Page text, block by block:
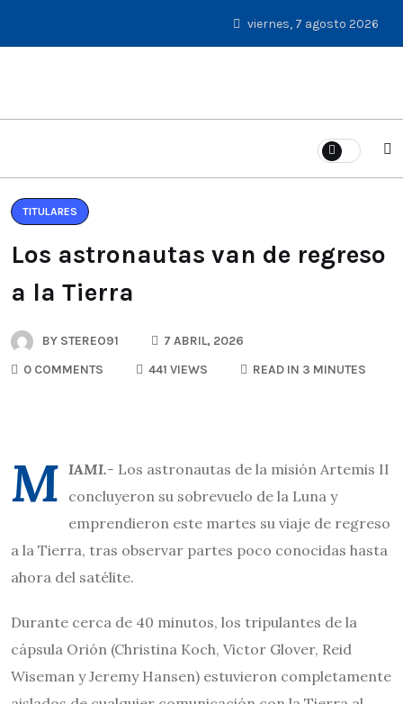
viernes, 7 agosto 2026
TITULARES
Los astronautas van de regreso
a la Tierra
BY STEREO91
7 ABRIL, 2026
0 COMMENTS
441 VIEWS READ IN 3 MINUTES
M IAMI.- Los astronautas de la misión Artemis II
concluyeron su sobrevuelo de la Luna y
emprendieron este martes su viaje de regreso
a la Tierra, tras observar partes poco conocidas hasta
ahora del satélite.
Durante cerca de 40 minutos, los tripulantes de la
cápsula Orión (Christina Koch, Victor Glover, Reid
Wiseman y Jeremy Hansen) estuvieron completamente